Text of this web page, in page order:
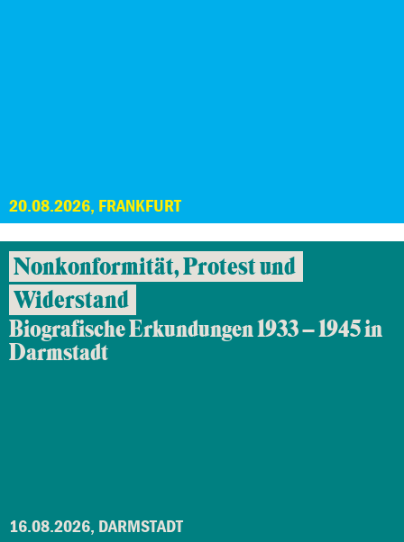
20.08.2026, FRANKFURT
Nonkonformität, Protest und
Widerstand
Biografische Erkundungen 1933 – 1945 in
Darmstadt
16.08.2026, DARMSTADT